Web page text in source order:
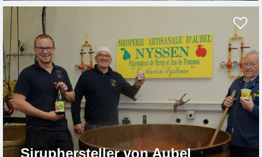
Siruphersteller von Aubel